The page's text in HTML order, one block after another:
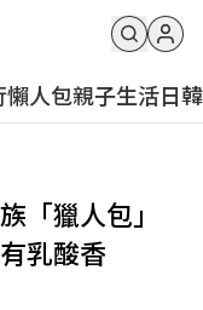
懶人包親子生活日韓
「獵人包」
乳酸香